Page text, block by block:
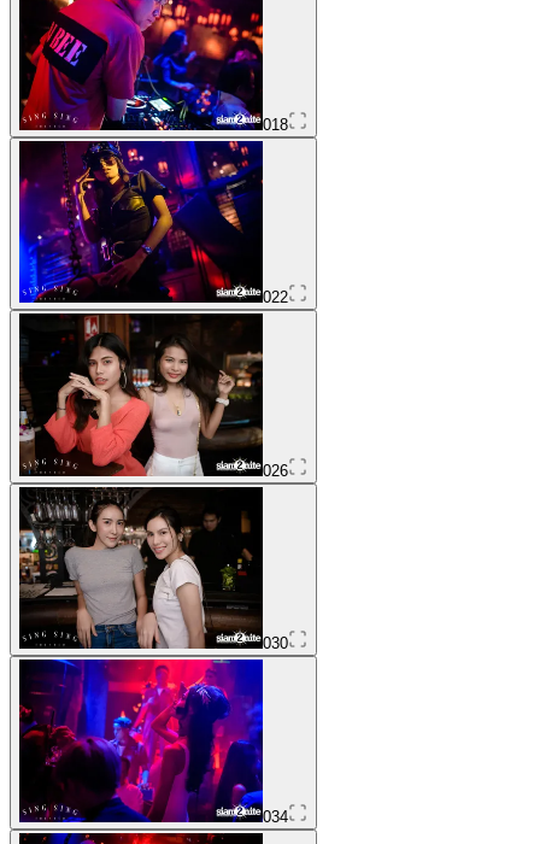
018
022
026
030
034